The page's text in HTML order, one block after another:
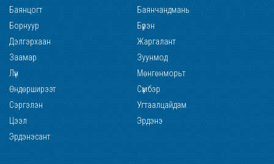
Баянцогт
Баянчандмань
Борнуур
Бүрэн
Дэлгэрхаан
Жаргалант
Заамар
Зуунмод
Лүн
Мөнгөнморьт
Өндөрширээт
Сүмбэр
Сэргэлэн
Угтаалцайдам
Цээл
Эрдэнэ
Эрдэнэсант